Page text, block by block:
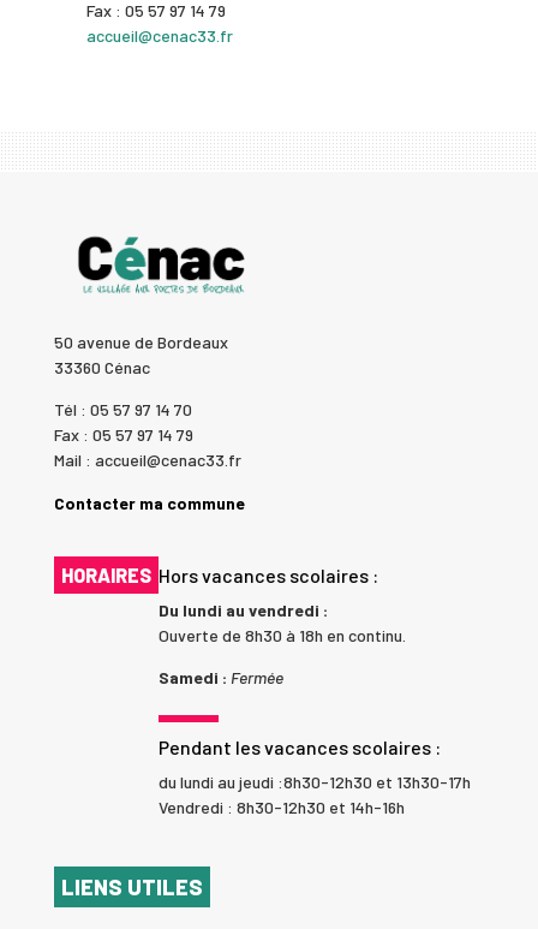
Fax : 05 57 97 14 79
accueil@cenac33.fr
50 avenue de Bordeaux
33360 Cénac
Tél : 05 57 97 14 70
Fax : 05 57 97 14 79
Mail : accueil@cenac33.fr
Contacter ma commune
HORAIRES Hors vacances scolaires :
Du lundi au vendredi :
Ouverte de 8h30 à 18h en continu.
Samedi : Fermée
Pendant les vacances scolaires :
du lundi au jeudi :8h30-12h30 et 13h30-17h
Vendredi : 8h30-12h30 et 14h-16h
LIENS UTILES